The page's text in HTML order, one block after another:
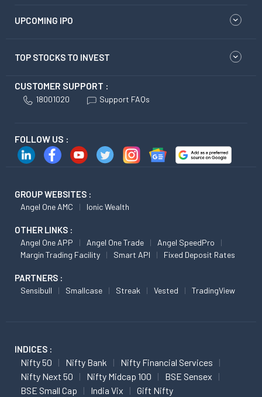
UPCOMING IPO
TOP STOCKS TO INVEST
CUSTOMER SUPPORT :
18001020 Support FAQs
FOLLOW US :
GROUP WEBSITES :
Angel One AMC Ionic Wealth
OTHER LINKS :
Angel One APP Angel One Trade
Angel SpeedPro
Margin Trading Facility
Smart API Fixed Deposit Rates
PARTNERS :
Sensibull Smallcase Streak Vested TradingView
INDICES :
Nifty 50 Nifty Bank
Nifty Financial Services
Nifty Next 50
Nifty Midcap 100
BSE Sensex
BSE Small Cap
India Vix Gift Nifty